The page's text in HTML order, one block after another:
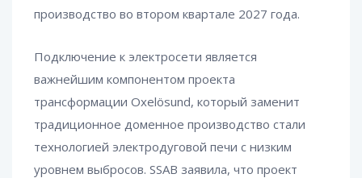
производство во втором квартале 2027 года.
Подключение к электросети является
важнейшим компонентом проекта
трансформации Oxelösund, который заменит
традиционное доменное производство стали
технологией электродуговой печи с низким
уровнем выбросов. SSAB заявила, что проект